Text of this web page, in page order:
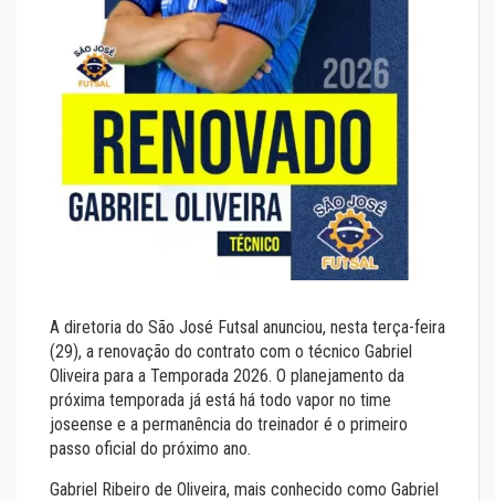
A diretoria do São José Futsal anunciou, nesta terça-feira
(29), a renovação do contrato com o técnico Gabriel
Oliveira para a Temporada 2026. O planejamento da
próxima temporada já está há todo vapor no time
joseense e a permanência do treinador é o primeiro
passo oficial do próximo ano.
Gabriel Ribeiro de Oliveira, mais conhecido como Gabriel